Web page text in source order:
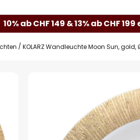
10% ab CHF 149 & 13% ab CHF
KOLARZ Wandleuchte Moon Sun, gold,